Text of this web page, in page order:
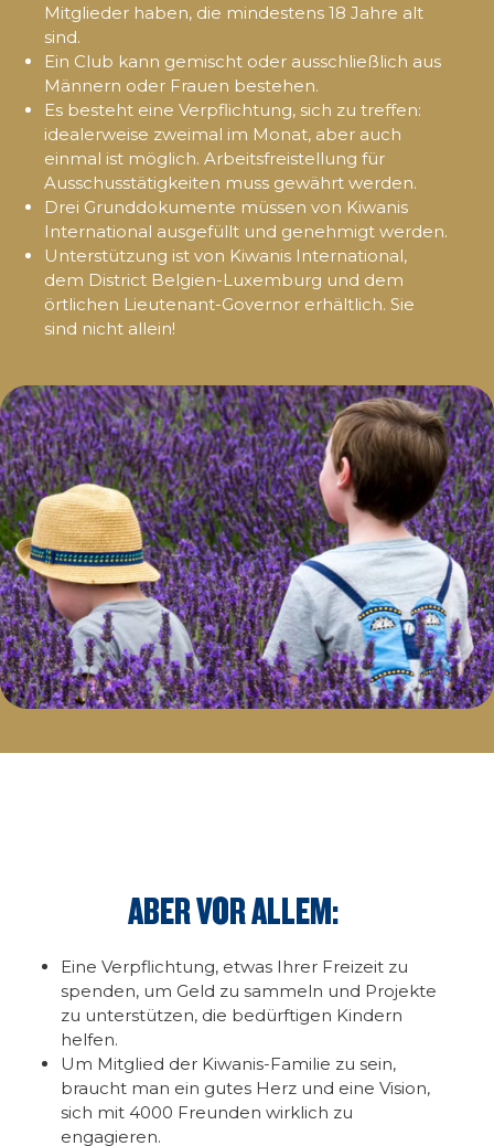
Mitglieder haben, die mindestens 18 Jahre alt
sind.
Ein Club kann gemischt oder ausschließlich aus
Männern oder Frauen bestehen.
Es besteht eine Verpflichtung, sich zu treffen:
idealerweise zweimal im Monat, aber auch
einmal ist möglich. Arbeitsfreistellung für
Ausschusstätigkeiten muss gewährt werden.
Drei Grunddokumente müssen von Kiwanis
International ausgefüllt und genehmigt werden.
Unterstützung ist von Kiwanis International,
dem District Belgien-Luxemburg und dem
örtlichen Lieutenant-Governor erhältlich. Sie
sind nicht allein!
ABER VOR ALLEM:
Eine Verpflichtung, etwas Ihrer Freizeit zu
spenden, um Geld zu sammeln und Projekte
zu unterstützen, die bedürftigen Kindern
helfen.
Um Mitglied der Kiwanis-Familie zu sein,
braucht man ein gutes Herz und eine Vision,
sich mit 4000 Freunden wirklich zu
engagieren.